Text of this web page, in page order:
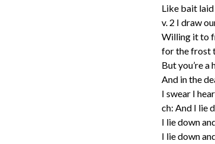
Like bait
v. 2 I draw
Willing it to
for the frost
But you’re a
And in the
I swear I
ch: And I lie
I lie down
I lie down